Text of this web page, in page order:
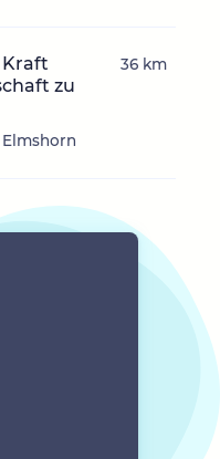
Kraft
zu
Elmshorn
36 km